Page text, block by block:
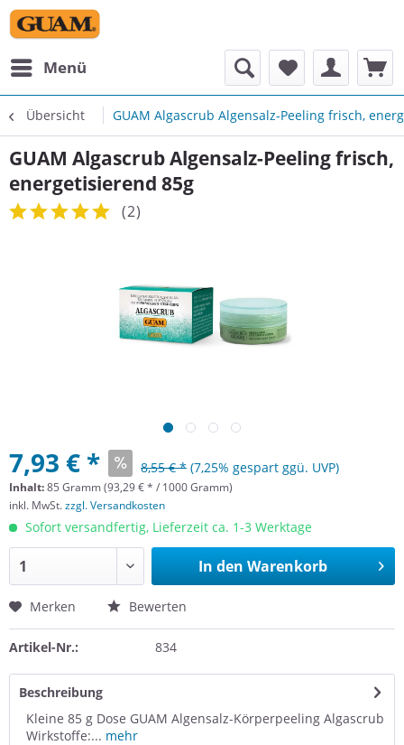
Menü
Übersicht GUAM Algascrub Algensalz-Peeling frisch,
GUAM Algascrub Algensalz-Peeling frisch,
energetisierend 85g
(2)
7,93 € * 8,55 € * (7,25% gespart ggü. UVP)
Inhalt:85 Gramm (93,29 € * / 1000 Gramm)
inkl. MwSt.zzgl. Versandkosten
Sofort versandfertig, Lieferzeit ca. 1-3 Werktage
In den Warenkorb
Merken Bewerten
Artikel-Nr.: 834
Beschreibung
Kleine 85 g Dose GUAM Algensalz-Körperpeeling Algascrub
Wirkstoffe:... mehr